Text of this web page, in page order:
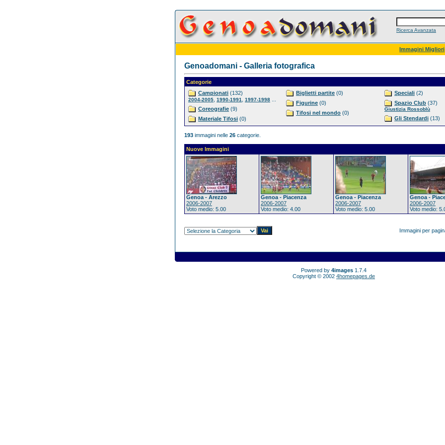
Ricerca Avanzata
Immagini Migliori
Genoadomani - Galleria fotografica
Categorie
Campionati (132)
2004-2005 1990-1991 1997-1998
Coreografie (9)
Materiale Tifosi (0)
Biglietti partite (0)
Figurine (0)
Tifosi nel mondo (0)
Speciali (2)
Spazio Club (37)
Giustizia Rossoblù
Gli Stendardi (13)
193 immagini nelle 26 categorie.
Nuove Immagini
Genoa - Arezzo
2006-2007
Voto medio: 5.00
Genoa - Piacenza
2006-2007
Voto medio: 4.00
Genoa - Piacenza
2006-2007
Voto medio: 5.00
Genoa -
2006-2007
Voto medio:
Immagini per
Powered by 4images 1.7.4
Copyright © 2002 4homepages.de